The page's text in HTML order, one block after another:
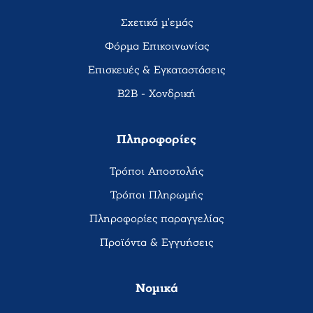
Σχετικά μ'εμάς
Φόρμα Επικοινωνίας
Επισκευές & Εγκαταστάσεις
B2B - Χονδρική
Πληροφορίες
Τρόποι Αποστολής
Τρόποι Πληρωμής
Πληροφορίες παραγγελίας
Προϊόντα & Εγγυήσεις
Νομικά